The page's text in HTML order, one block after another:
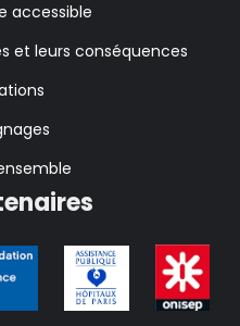
accessible
et leurs conséquences